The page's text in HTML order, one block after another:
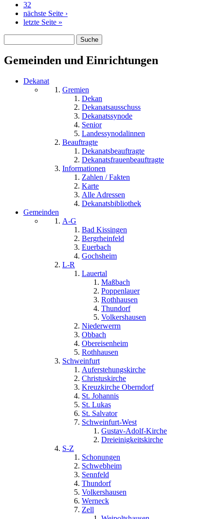
32
nächste Seite ›
letzte Seite »
Gemeinden und Einrichtungen
Dekanat
Gremien
Dekan
Dekanatsausschuss
Dekanatssynode
Senior
Landessynodalinnen
Beauftragte
Dekanatsbeauftragte
Dekanatsfrauenbeauftragte
Informationen
Zahlen / Fakten
Karte
Alle Adressen
Dekanatsbibliothek
Gemeinden
A-G
Bad Kissingen
Bergrheinfeld
Euerbach
Gochsheim
L-R
Lauertal
Maßbach
Poppenlauer
Rothhausen
Thundorf
Volkershausen
Niederwerrn
Obbach
Obereisenheim
Rothhausen
Schweinfurt
Auferstehungskirche
Christuskirche
Kreuzkirche Oberndorf
St. Johannis
St. Lukas
St. Salvator
Schweinfurt-West
Gustav-Adolf-Kirche
Dreieinigkeitskirche
S-Z
Schonungen
Schwebheim
Sennfeld
Thundorf
Volkershausen
Werneck
Zell